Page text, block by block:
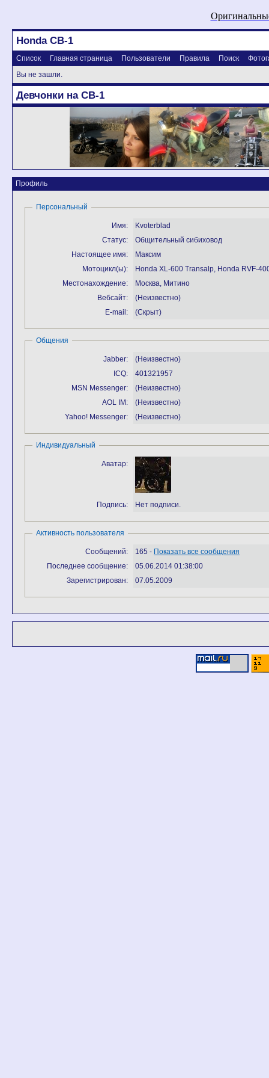
Honda CB-1
Список Главная страница Пользователи Правила Поиск
Вы не зашли.
Девчонки на CB-1
Профиль
Персональный
Имя:
Kvoterblad
Статус:
Общительный сибиховод
Настоящее имя:
Максим
Мотоцикл(ы):
Honda XL-600 Transalp, Honda RVF-
Местонахождение:
Москва, Митино
Вебсайт:
(Неизвестно)
E-mail:
(Скрыт)
Общения
Jabber:
(Неизвестно)
ICQ:
401321957
MSN Messenger:
(Неизвестно)
AOL IM:
(Неизвестно)
Yahoo! Messenger:
(Неизвестно)
Индивидуальный
Аватар:
Подпись: Нет подписи.
Активность пользователя
Сообщений: 165 - Показать все сообщения
Последнее сообщение:
05.06.2014 01:38:00
Зарегистрирован:
07.05.2009